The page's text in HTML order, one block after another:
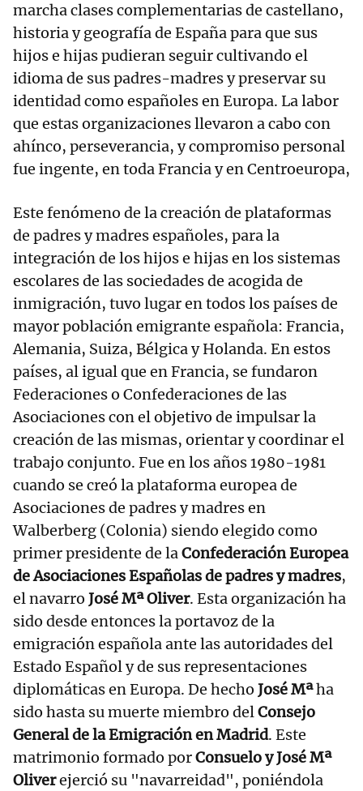
marcha clases complementarias de castellano,
historia y geografía de España para que sus
hijos e hijas pudieran seguir cultivando el
idioma de sus padres-madres y preservar su
identidad como españoles en Europa. La labor
que estas organizaciones llevaron a cabo con
ahínco, perseverancia, y compromiso personal
fue ingente, en toda Francia y en Centroeuropa,
Este fenómeno de la creación de plataformas
de padres y madres españoles, para la
integración de los hijos e hijas en los sistemas
escolares de las sociedades de acogida de
inmigración, tuvo lugar en todos los países de
mayor población emigrante española: Francia,
Alemania, Suiza, Bélgica y Holanda. En estos
países, al igual que en Francia, se fundaron
Federaciones o Confederaciones de las
Asociaciones con el objetivo de impulsar la
creación de las mismas, orientar y coordinar el
trabajo conjunto. Fue en los años 1980-1981
cuando se creó la plataforma europea de
Asociaciones de padres y madres en
Walberberg (Colonia) siendo elegido como
primer presidente de laConfederación Europea
de Asociaciones Españolas de padres y madres,
el navarro José Mª Oliver. Esta organización ha
sido desde entonces la portavoz de la
emigración española ante las autoridades del
Estado Español y de sus representaciones
diplomáticas en Europa. De hecho José Mªha
sido hasta su muerte miembro delConsejo
General de la Emigración en Madrid. Este
matrimonio formado porConsuelo y José Mª
Oliverejerció su "navarreidad", poniéndola